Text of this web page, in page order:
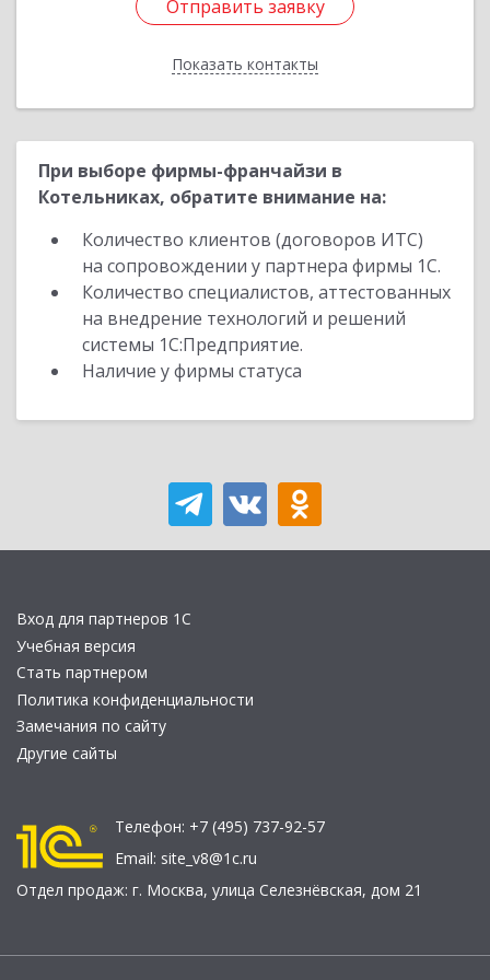
Отправить заявку
Показать контакты
Отправить заявку
Назад
При выборе фирмы-франчайзи в
Котельниках, обратите внимание на:
Количество клиентов (договоров ИТС)
на сопровождении у партнера фирмы 1С.
Количество специалистов, аттестованных
на внедрение технологий и решений
системы 1С:Предприятие.
Наличие у фирмы статуса
Вход для партнеров 1С
Учебная версия
Стать партнером
Политика конфиденциальности
Замечания по сайту
Другие сайты
Телефон: +7 (495) 737-92-57
Email: site_v8@1c.ru
Отдел продаж: г. Москва, улица Селезнёвская, дом 21